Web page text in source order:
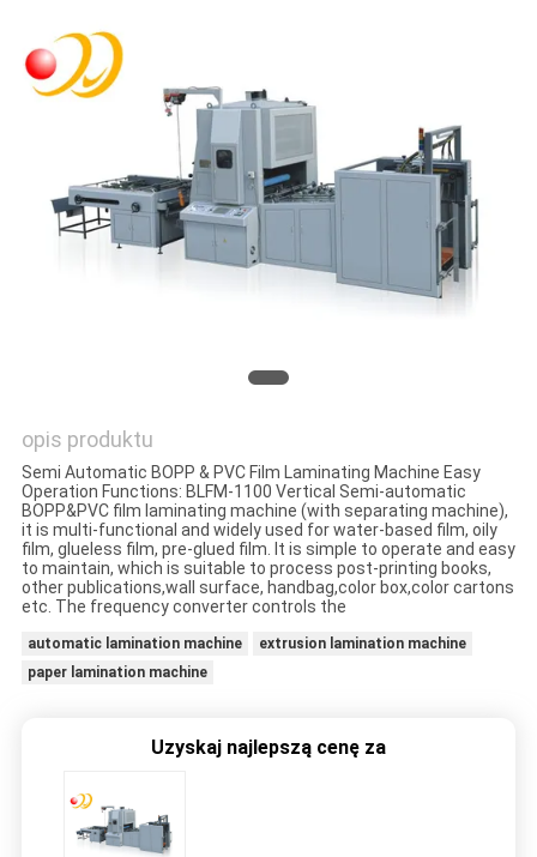
POPROSIĆ
O
WYCENĘ
SITEMAP
PRIVACY
opis produktu
Semi Automatic BOPP & PVC Film Laminating Machine Easy
Operation Functions: BLFM-1100 Vertical Semi-automatic
BOPP&PVC film laminating machine (with separating machine),
it is multi-functional and widely used for water-based film, oily
film, glueless film, pre-glued film. It is simple to operate and easy
to maintain, which is suitable to process post-printing books,
other publications,wall surface, handbag,color box,color cartons
etc. The frequency converter controls the
automatic lamination machine
extrusion lamination machine
paper lamination machine
Uzyskaj najlepszą cenę za